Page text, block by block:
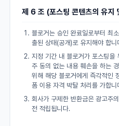
제 6 조 (포스팅 콘텐츠의 유지
블로거는 승인 완료일로부터 최
출된 상태(공개)로 유지해야 합니
지정 기간 내 블로거가 포스팅을
주 동의 없는 내용 훼손을 하는
위해 해당 블로거에게 즉각적인
폼 이용 자격 박탈 처리를 가합니
회사가 구제한 반환금은 광고주
전 적립됩니다.